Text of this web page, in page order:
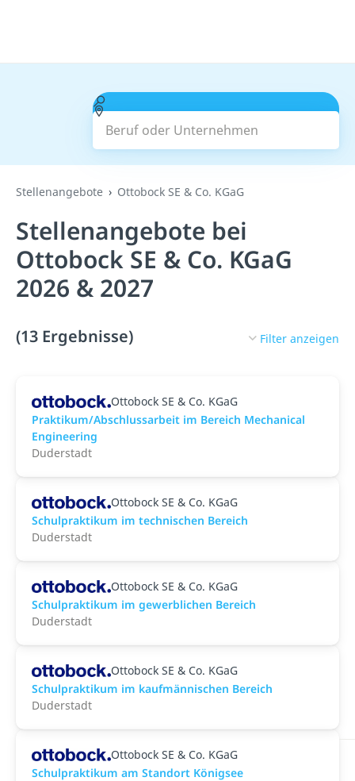
Beruf oder Unternehmen
Suchen
Stellenangebote Ottobock SE & Co. KGaG
Stellenangebote bei
Ottobock SE & Co. KGaG
2026 & 2027
(13 Ergebnisse) Filter anzeigen
Ottobock SE & Co. KGaG
Praktikum/Abschlussarbeit im Bereich Mechanical
Engineering
Duderstadt
Ottobock SE & Co. KGaG
Schulpraktikum im technischen Bereich
Duderstadt
Ottobock SE & Co. KGaG
Schulpraktikum im gewerblichen Bereich
Duderstadt
Ottobock SE & Co. KGaG
Schulpraktikum im kaufmännischen Bereich
Duderstadt
Ottobock SE & Co. KGaG
Schulpraktikum am Standort Königsee